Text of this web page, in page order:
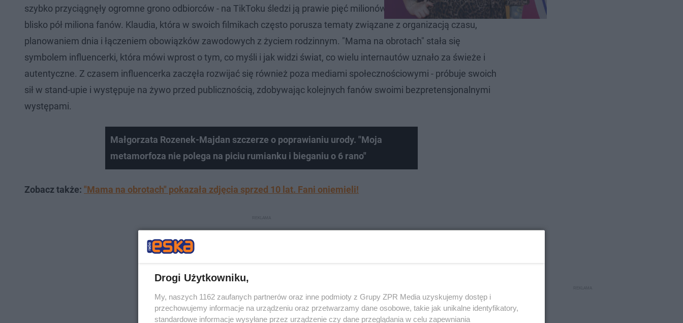
szybko przyciągnęły ogromne grono odbiorców - na TikToku śledzi ją prawie pięć milionów osób, a na Instagramie
blisko pół miliona fanów. Klaudia, która w swoich filmikach często porusza tematy związane z organizacją czasu,
planowaniem dnia i łączeniem obowiązków zawodowych z życiem rodzinnym. "Mama na obrotach" stała się
symbolem influencerki, która mówi wprost o tym, co myśli i jak widzi świat, co wielu internautów uznało za świeże i
autentyczne. Z czasem influencerka zaczęła rozwijać się również poza mediami społecznościowymi - próbuje swoich
sił w stand-upie i występuje na żywo przed publicznością, zdobywając kolejnych fanów swoimi bezpretensjonalnymi
występami.
Małgorzata Rozenek-Majdan szczerze o poprawianiu urody. "Moja
metamorfoza nie polega na piciu rumianku i bieganiu o 6 rano"
Zobacz także: "Mama na obrotach" pokazała zdjęcia sprzed 10 lat. Fani oniemieli!
Drogi Użytkowniku,
My, naszych 1162 zaufanych partnerów oraz inne podmioty z Grupy ZPR Media uzyskujemy dostęp i
przechowujemy informacje na urządzeniu oraz przetwarzamy dane osobowe, takie jak unikalne identyfikatory,
standardowe informacje wysyłane przez urządzenie czy dane przeglądania w celu zapewniania